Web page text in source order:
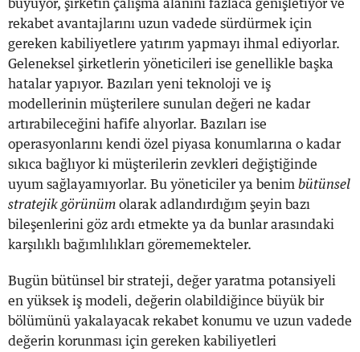
büyüyor, şirketin çalışma alanını fazlaca genişletiyor ve
rekabet avantajlarını uzun vadede sürdürmek için
gereken kabiliyetlere yatırım yapmayı ihmal ediyorlar.
Geleneksel şirketlerin yöneticileri ise genellikle başka
hatalar yapıyor. Bazıları yeni teknoloji ve iş
modellerinin müşterilere sunulan değeri ne kadar
artırabileceğini hafife alıyorlar. Bazıları ise
operasyonlarını kendi özel piyasa konumlarına o kadar
sıkıca bağlıyor ki müşterilerin zevkleri değiştiğinde
uyum sağlayamıyorlar. Bu yöneticiler ya benim bütünsel
stratejik görünüm olarak adlandırdığım şeyin bazı
bileşenlerini göz ardı etmekte ya da bunlar arasındaki
karşılıklı bağımlılıkları görememekteler.
Bugün bütünsel bir strateji, değer yaratma potansiyeli
en yüksek iş modeli, değerin olabildiğince büyük bir
bölümünü yakalayacak rekabet konumu ve uzun vadede
değerin korunması için gereken kabiliyetleri